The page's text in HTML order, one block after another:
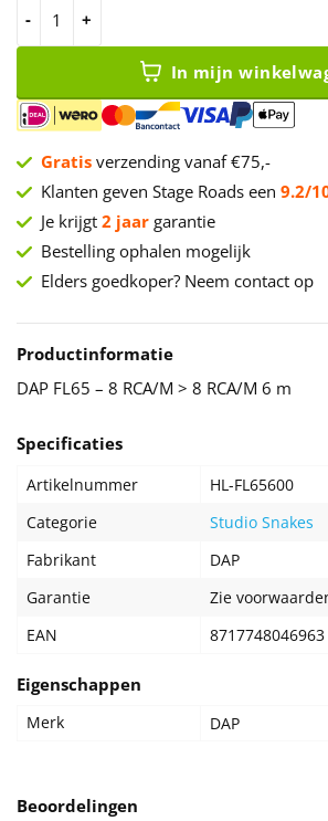
In mijn
Gratis verzending vanaf €75,-
Klanten geven Stage Roads een 9.2/
Je krijgt 2 jaar garantie
Bestelling ophalen mogelijk
Elders goedkoper? Neem contact op
Productinformatie
DAP FL65 – 8 RCA/M > 8 RCA/M 6 m
Specificaties
Artikelnummer
HL-FL65600
Categorie
Studio Snakes
Fabrikant
DAP
Garantie
Zie
EAN
8717748046963
Eigenschappen
Merk DAP
Beoordelingen